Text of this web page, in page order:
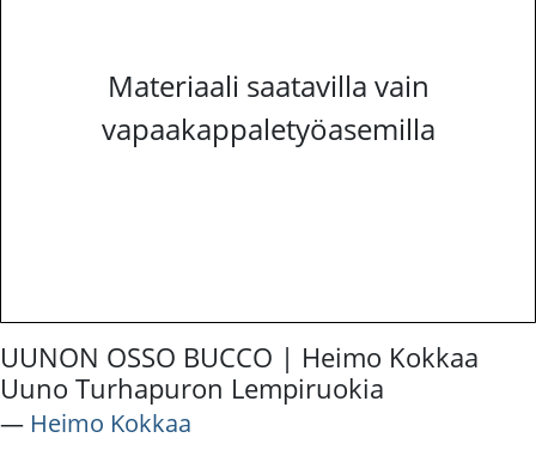
Materiaali saatavilla vain
vapaakappaletyöasemilla
UUNON OSSO BUCCO | Heimo Kokkaa
Uuno Turhapuron Lempiruokia
― Heimo Kokkaa